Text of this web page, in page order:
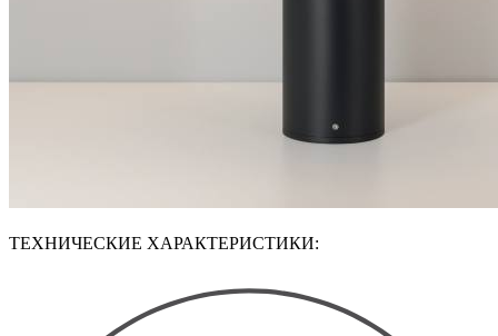
ТЕХНИЧЕСКИЕ ХАРАКТЕРИСТИКИ: